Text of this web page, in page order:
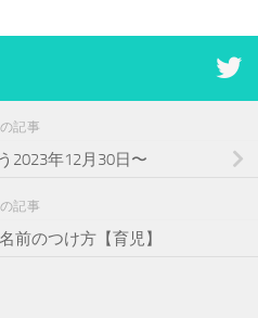
記事
2023年12月30日〜
記事
前のつけ方【育児】